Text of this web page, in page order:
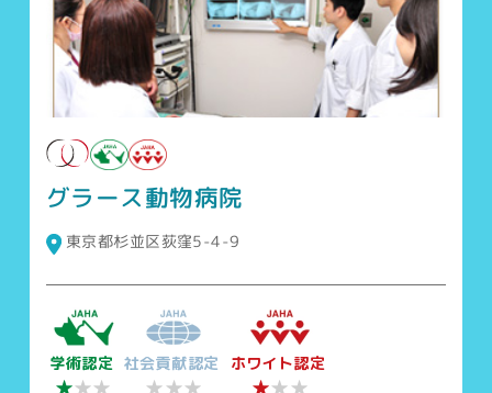
グラース動物病院
東京都杉並区荻窪5-4-9
学術認定
★★★
社会貢献認定
★★★
ホワイト認定
★★★